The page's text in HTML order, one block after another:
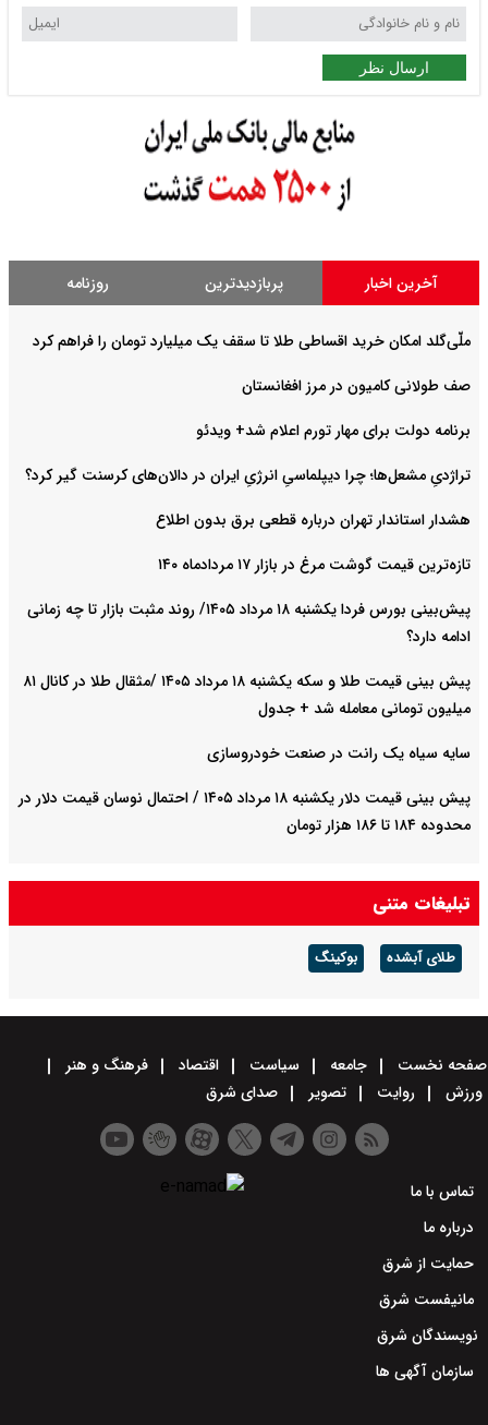
ارسال نظر
آخرین اخبار پربازدیدترین روزنامه
ملّی‌گلد امکان خرید اقساطی طلا تا سقف یک میلیارد تومان را فراهم کرد
صف طولانی کامیون در مرز افغانستان
برنامه دولت برای مهار تورم اعلام شد+ ویدئو
تراژدیِ مشعل‌ها؛ چرا دیپلماسیِ انرژیِ ایران در دالان‌های کرسنت گیر کرد؟
هشدار استاندار تهران درباره قطعی برق بدون اطلاع
تازه‌ترین قیمت گوشت مرغ در بازار ۱۷ مردادماه ۱۴۰
پیش‌بینی بورس فردا یکشنبه ۱۸ مرداد ۱۴۰۵/ روند مثبت بازار تا چه زمانی
ادامه دارد؟
پیش‌ بینی قیمت طلا و سکه یکشنبه ۱۸ مرداد ۱۴۰۵ /مثقال طلا در کانال ۸۱
میلیون تومانی معامله شد + جدول
سایه سیاه یک رانت در صنعت خودروسازی
پیش ‌بینی قیمت دلار یکشنبه ۱۸ مرداد ۱۴۰۵ / احتمال نوسان قیمت دلار در
محدوده ۱۸۴ تا ۱۸۶ هزار تومان
تبلیغات متنی
طلای آبشده بوکینگ
صفحه نخست جامعه سیاست اقتصاد
فرهنگ و هنر
ورزش
روایت تصویر صدای شرق
تماس با ما
درباره ما
حمایت از شرق
مانیفست شرق
نویسندگان شرق
سازمان آگهی ها